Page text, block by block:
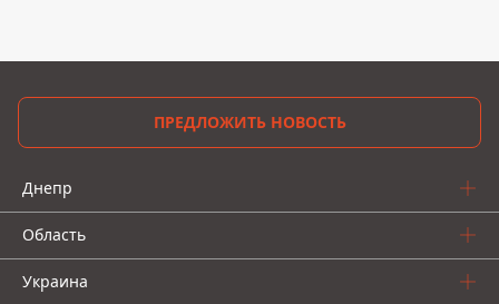
ПРЕДЛОЖИТЬ НОВОСТЬ
Днепр
Область
Украина